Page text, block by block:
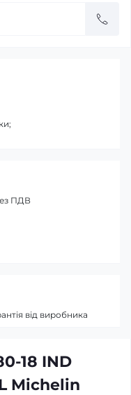
18 IND
Michelin
ПДВ
від виробника